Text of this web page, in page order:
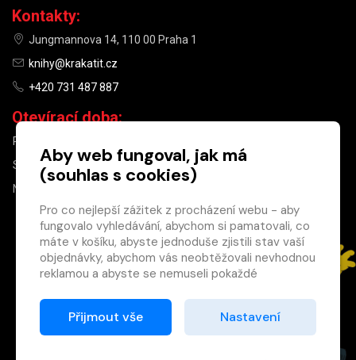
×
Máte u nás již
registrovaný
účet?
Registrací získáte slevu
na zboží ve výši 15 %
Kontakty:
Jungmannova 14, 110 00 Praha 1
knihy@krakatit.cz
+420 731 487 887
Otevírací doba:
PO–PÁ
SO
10:00–13:00
NE
Aby web fungoval, jak má
(souhlas s cookies)
Pro co nejlepší zážitek z procházení webu - aby
fungovalo vyhledávání, abychom si pamatovali, co
máte v košíku, abyste jednoduše zjistili stav vaší
objednávky, abychom vás neobtěžovali nevhodnou
reklamou a abyste se nemuseli pokaždé
Proto od vás potřebujeme souhlas se
zpracováním souborů cookies
Přijmout vše Nastavení